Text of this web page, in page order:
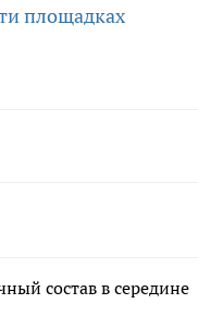
площадках
состав в середине